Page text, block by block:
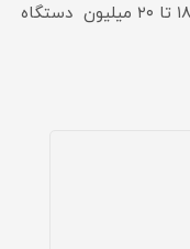
مبتنی‌بر آرم، آمار فروش در سال ۲۰۲۱ به ۱۸ تا ۲۰ میلیون دستگاه